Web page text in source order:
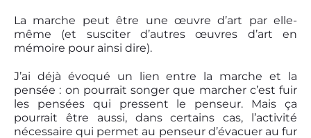
La marche peut être une œuvre d’art par elle-
même (et susciter d’autres œuvres d’art en
mémoire pour ainsi dire).
J’ai déjà évoqué un lien entre la marche et la
pensée : on pourrait songer que marcher c’est fuir
les pensées qui pressent le penseur. Mais ça
pourrait être aussi, dans certains cas, l’activité
nécessaire qui permet au penseur d’évacuer au fur